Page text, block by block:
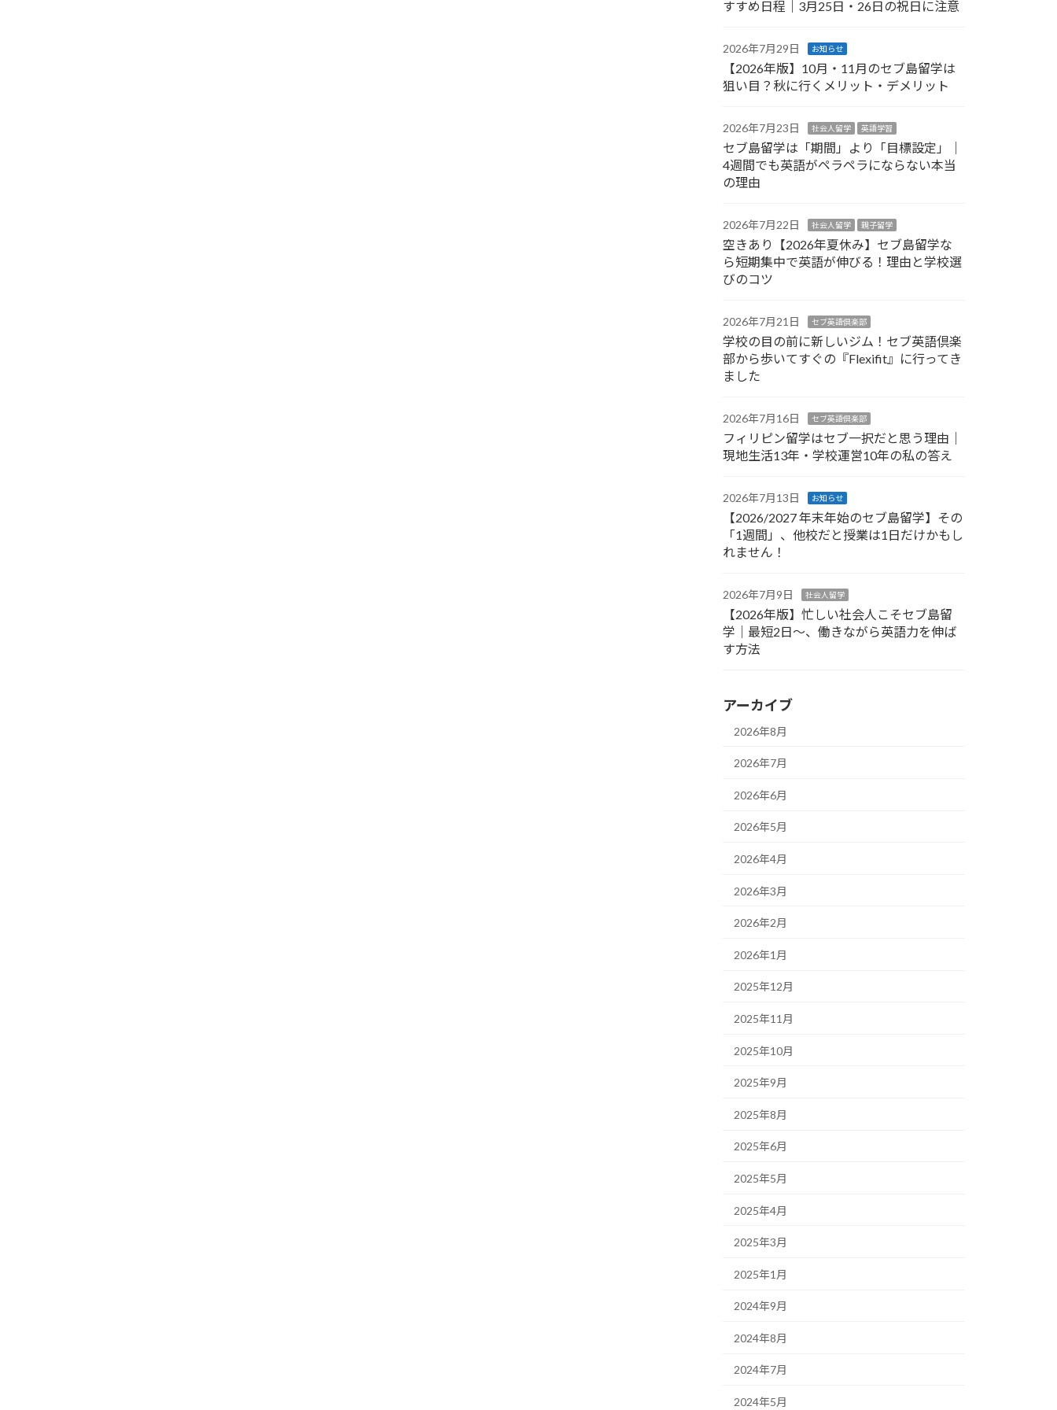
すすめ日程｜3月25日・26日の祝日に注意
2026年7月29日 お知らせ
【2026年版】10月・11月のセブ島留学は
狙い目？秋に行くメリット・デメリット
2026年7月23日 社会人留学 英語学習
セブ島留学は「期間」より「目標設定」｜
4週間でも英語がペラペラにならない本当
の理由
2026年7月22日 社会人留学 親子留学
空きあり【2026年夏休み】セブ島留学な
ら短期集中で英語が伸びる！理由と学校選
びのコツ
2026年7月21日 セブ英語倶楽部
学校の目の前に新しいジム！セブ英語倶楽
部から歩いてすぐの『Flexifit』に行ってき
ました
2026年7月16日 セブ英語倶楽部
フィリピン留学はセブ一択だと思う理由｜
現地生活13年・学校運営10年の私の答え
2026年7月13日 お知らせ
【2026/2027 年末年始のセブ島留学】その
「1週間」、他校だと授業は1日だけかもし
れません！
2026年7月9日 社会人留学
【2026年版】忙しい社会人こそセブ島留
学｜最短2日〜、働きながら英語力を伸ば
す方法
アーカイブ
2026年8月
2026年7月
2026年6月
2026年5月
2026年4月
2026年3月
2026年2月
2026年1月
2025年12月
2025年11月
2025年10月
2025年9月
2025年8月
2025年6月
2025年5月
2025年4月
2025年3月
2025年1月
2024年9月
2024年8月
2024年7月
2024年5月